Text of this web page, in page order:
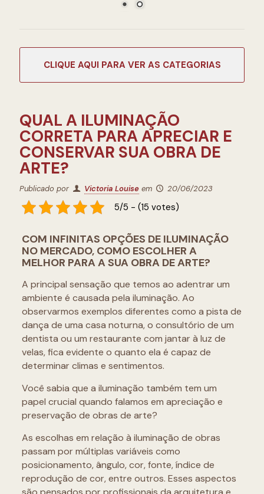
QUAL A ILUMINAÇÃO
CORRETA PARA APRECIAR E
CONSERVAR SUA OBRA DE
ARTE?
Publicado por Victoria Louise em 20/06/2023
5/5 - (15 votes)
COM INFINITAS OPÇÕES DE ILUMINAÇÃO
NO MERCADO, COMO ESCOLHER A
MELHOR PARA A SUA OBRA DE ARTE?
A principal sensação que temos ao adentrar um
ambiente é causada pela iluminação. Ao
observarmos exemplos diferentes como a pista de
dança de uma casa noturna, o consultório de um
dentista ou um restaurante com jantar à luz de
velas, fica evidente o quanto ela é capaz de
determinar climas e sentimentos.
Você sabia que a iluminação também tem um
papel crucial quando falamos em apreciação e
preservação de obras de arte?
As escolhas em relação à iluminação de obras
passam por múltiplas variáveis como
posicionamento, ângulo, cor, fonte, índice de
reprodução de cor, entre outros. Esses aspectos
CATEGORIAS